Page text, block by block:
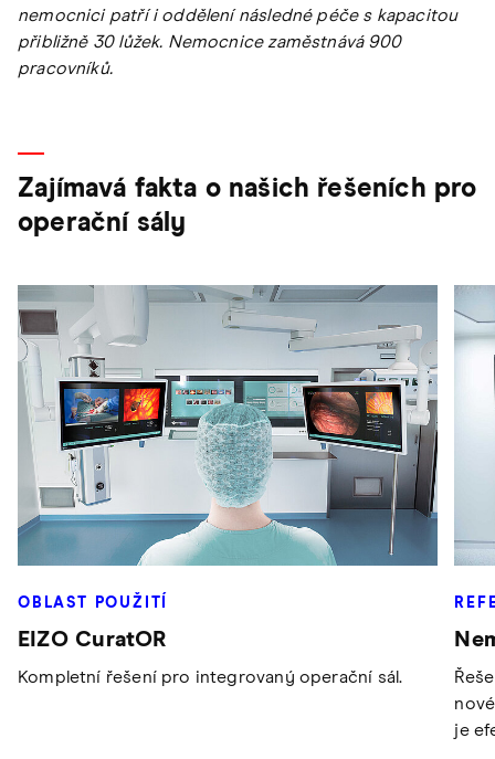
nemocnici patří i oddělení následné péče s kapacitou
přibližně 30 lůžek. Nemocnice zaměstnává 900
pracovníků.
Zajímavá fakta o našich řešeních pro
operační sály
OBLAST POUŽITÍ
EIZO CuratOR
Kompletní řešení pro integrovaný operační sál.
je